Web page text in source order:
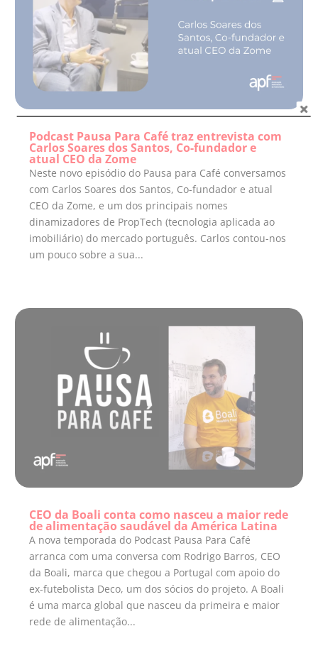
Podcast Pausa Para Café traz entrevista com
Carlos Soares dos Santos, Co-fundador e
atual CEO da Zome
Neste novo episódio do Pausa para Café conversamos
com Carlos Soares dos Santos, Co-fundador e atual
CEO da Zome, e um dos principais nomes
dinamizadores de PropTech (tecnologia aplicada ao
imobiliário) do mercado português. Carlos contou-nos
um pouco sobre a sua...
CEO da Boali conta como nasceu a maior rede
de alimentação saudável da América Latina
A nova temporada do Podcast Pausa Para Café
arranca com uma conversa com Rodrigo Barros, CEO
da Boali, marca que chegou a Portugal com apoio do
ex-futebolista Deco, um dos sócios do projeto. A Boali
é uma marca global que nasceu da primeira e maior
rede de alimentação...